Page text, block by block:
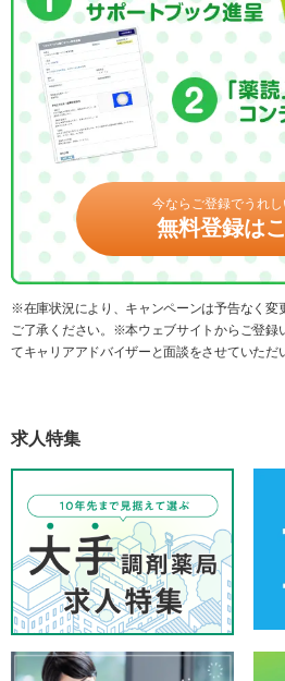
今ならご登録でうれし
無料登録は
※在庫状況により、キャンペーンは予告なく変
ご了承ください。※本ウェブサイトからご登録
てキャリアアドバイザーと面談をさせていただ
求人特集